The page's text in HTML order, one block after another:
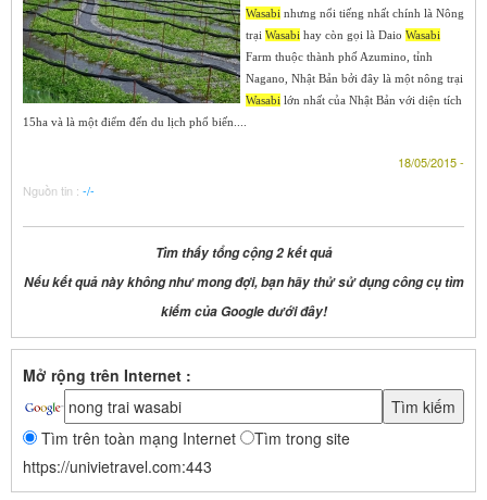
Wasabi nhưng nổi tiếng nhất chính là Nông
trại Wasabi hay còn gọi là Daio Wasabi
Farm thuộc thành phố Azumino, tỉnh
Nagano, Nhật Bản bởi đây là một nông trại
Wasabi lớn nhất của Nhật Bản với diện tích
15ha và là một điểm đến du lịch phổ biến....
18/05/2015 -
Nguồn tin : -/-
Tìm thấy tổng cộng 2 kết quả
Nếu kết quả này không như mong đợi, bạn hãy thử sử dụng công cụ tìm
kiếm của Google dưới đây!
Mở rộng trên Internet :
Tìm trên toàn mạng Internet
Tìm trong site
https://univietravel.com:443